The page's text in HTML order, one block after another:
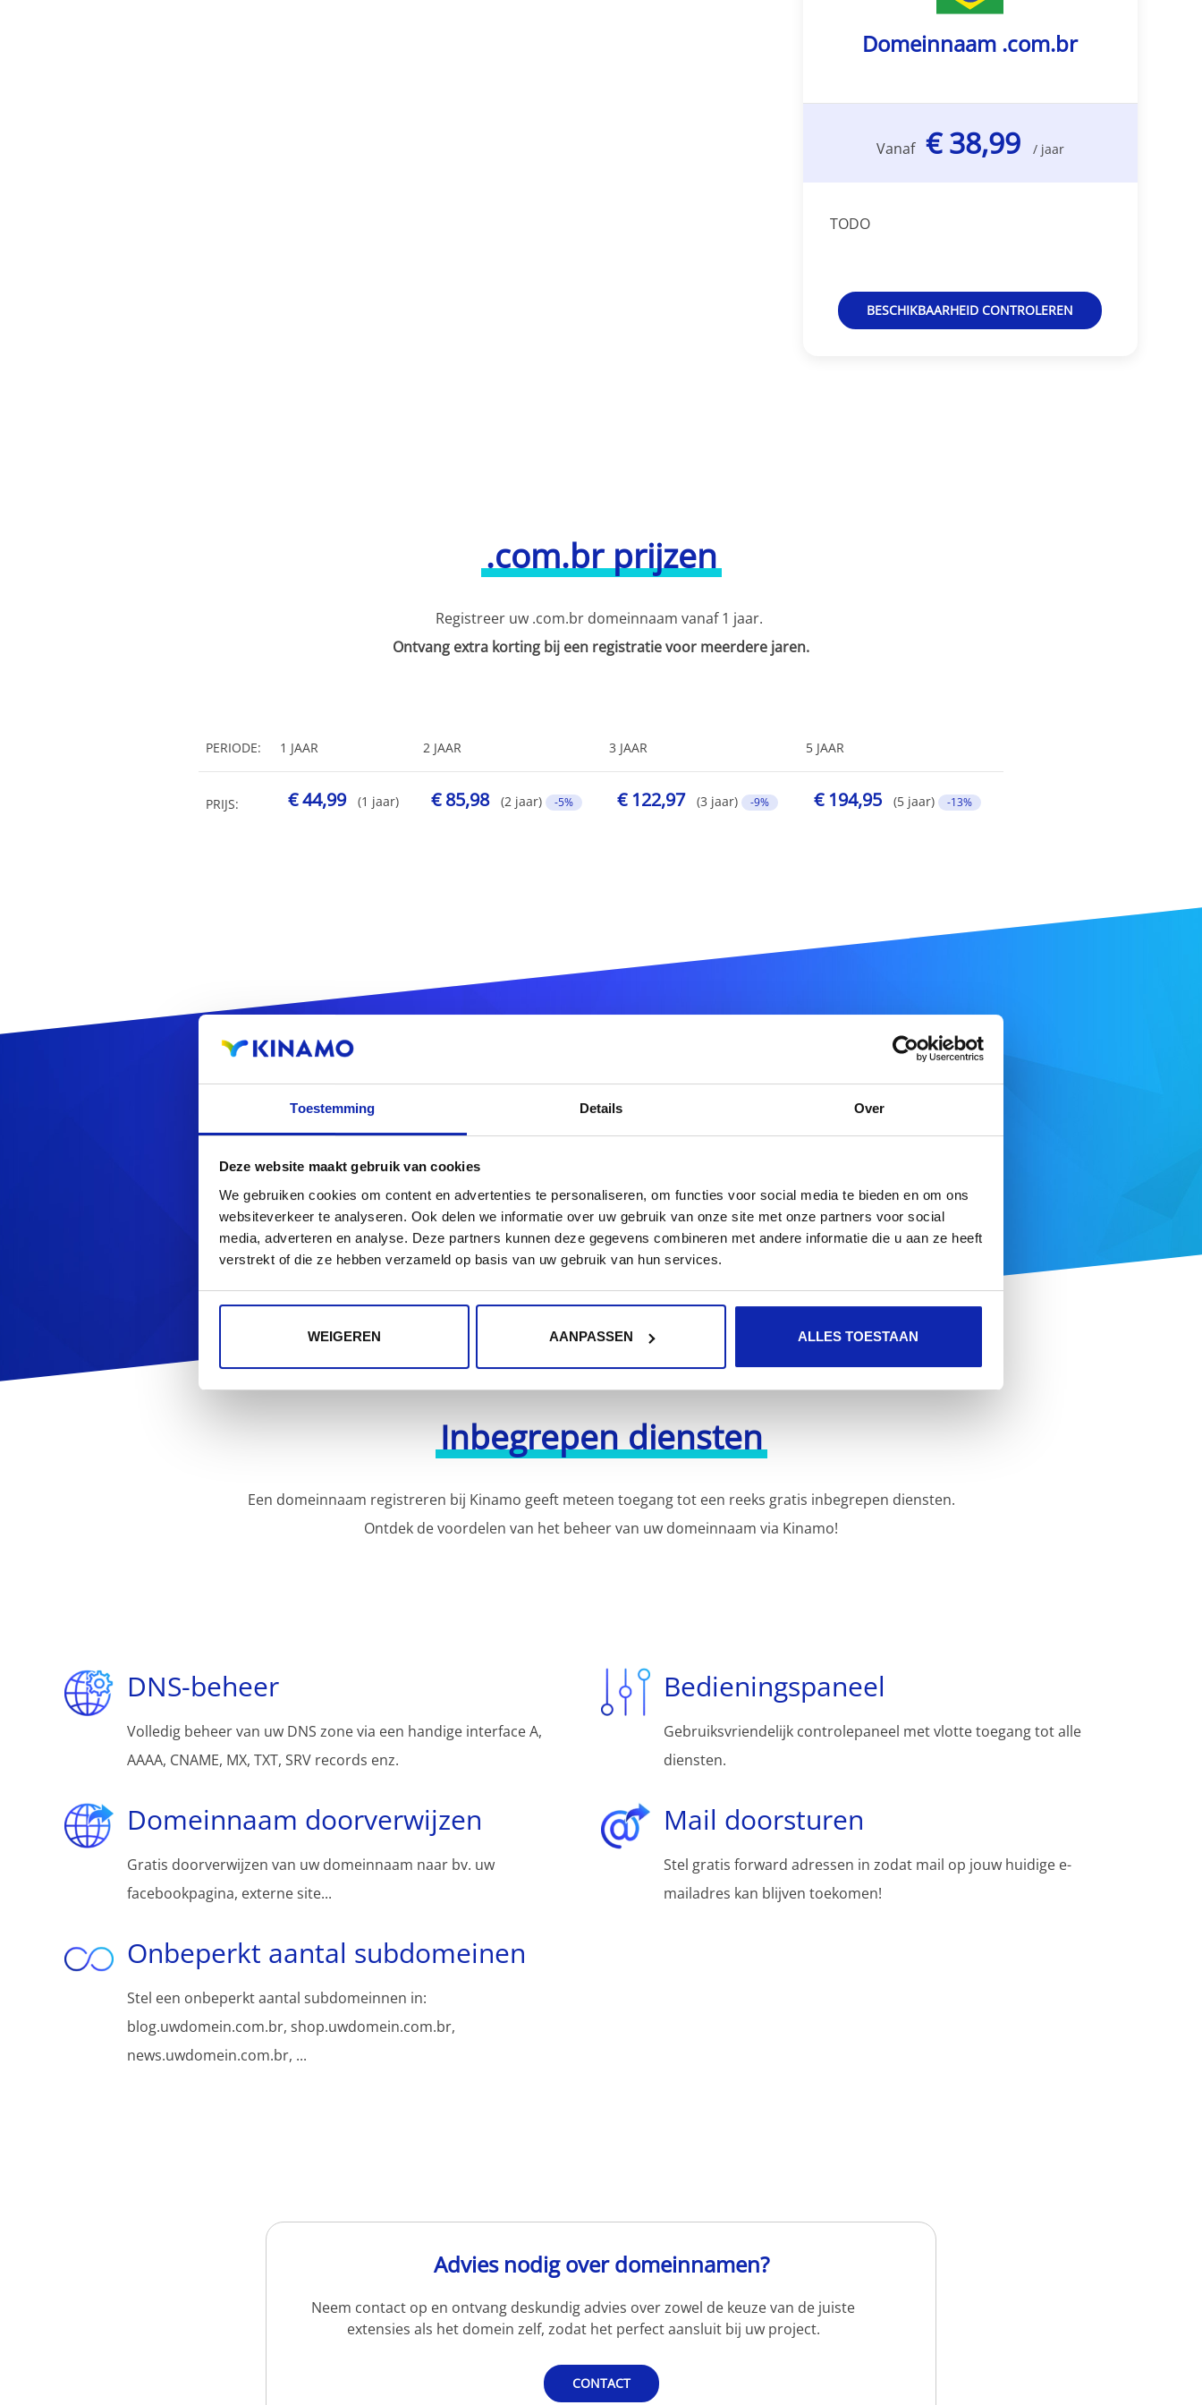
Toestemming Details Over
Deze website maakt gebruik van cookies
We gebruiken cookies om content en advertenties te personaliseren, om functies voor social media te bieden en om ons
websiteverkeer te analyseren. Ook delen we informatie over uw gebruik van onze site met onze partners voor social
media, adverteren en analyse. Deze partners kunnen deze gegevens combineren met andere informatie die u aan ze heeft
verstrekt of die ze hebben verzameld op basis van uw gebruik van hun services.
WEIGEREN AANPASSEN ALLES TOESTAAN
Domeinnaam .com.br
Vanaf € 38,99 / jaar
TODO
BESCHIKBAARHEID CONTROLEREN
.com.br prijzen
Registreer uw .com.br domeinnaam vanaf 1 jaar.
Ontvang extra korting bij een registratie voor meerdere jaren.
PERIODE: 1 JAAR 2 JAAR 3 JAAR 5 JAAR
PRIJS: € 44,99 (1 jaar) € 85,98 (2 jaar) -5% € 122,97 (3 jaar) -9% € 194,95 (5 jaar) -13%
Registreer uw
.com.br DOMEIN ZOEKEN
Op zoek naar meer domeinnaamextensies? Ontdek hier ons volledige aanbod
Inbegrepen diensten
Een domeinnaam registreren bij Kinamo geeft meteen toegang tot een reeks gratis inbegrepen diensten.
Ontdek de voordelen van het beheer van uw domeinnaam via Kinamo!
DNS-beheer
Volledig beheer van uw DNS zone via een handige interface A,
AAAA, CNAME, MX, TXT, SRV records enz.
Bedieningspaneel
Gebruiksvriendelijk controlepaneel met vlotte toegang tot alle
diensten.
Domeinnaam doorverwijzen
Gratis doorverwijzen van uw domeinnaam naar bv. uw
facebookpagina, externe site...
Mail doorsturen
Stel gratis forward adressen in zodat mail op jouw huidige e-
mailadres kan blijven toekomen!
Onbeperkt aantal subdomeinen
Stel een onbeperkt aantal subdomeinnen in:
blog.uwdomein.com.br, shop.uwdomein.com.br,
news.uwdomein.com.br, ...
Advies nodig over domeinnamen?
Neem contact op en ontvang deskundig advies over zowel de keuze van de juiste
extensies als het domein zelf, zodat het perfect aansluit bij uw project.
CONTACT